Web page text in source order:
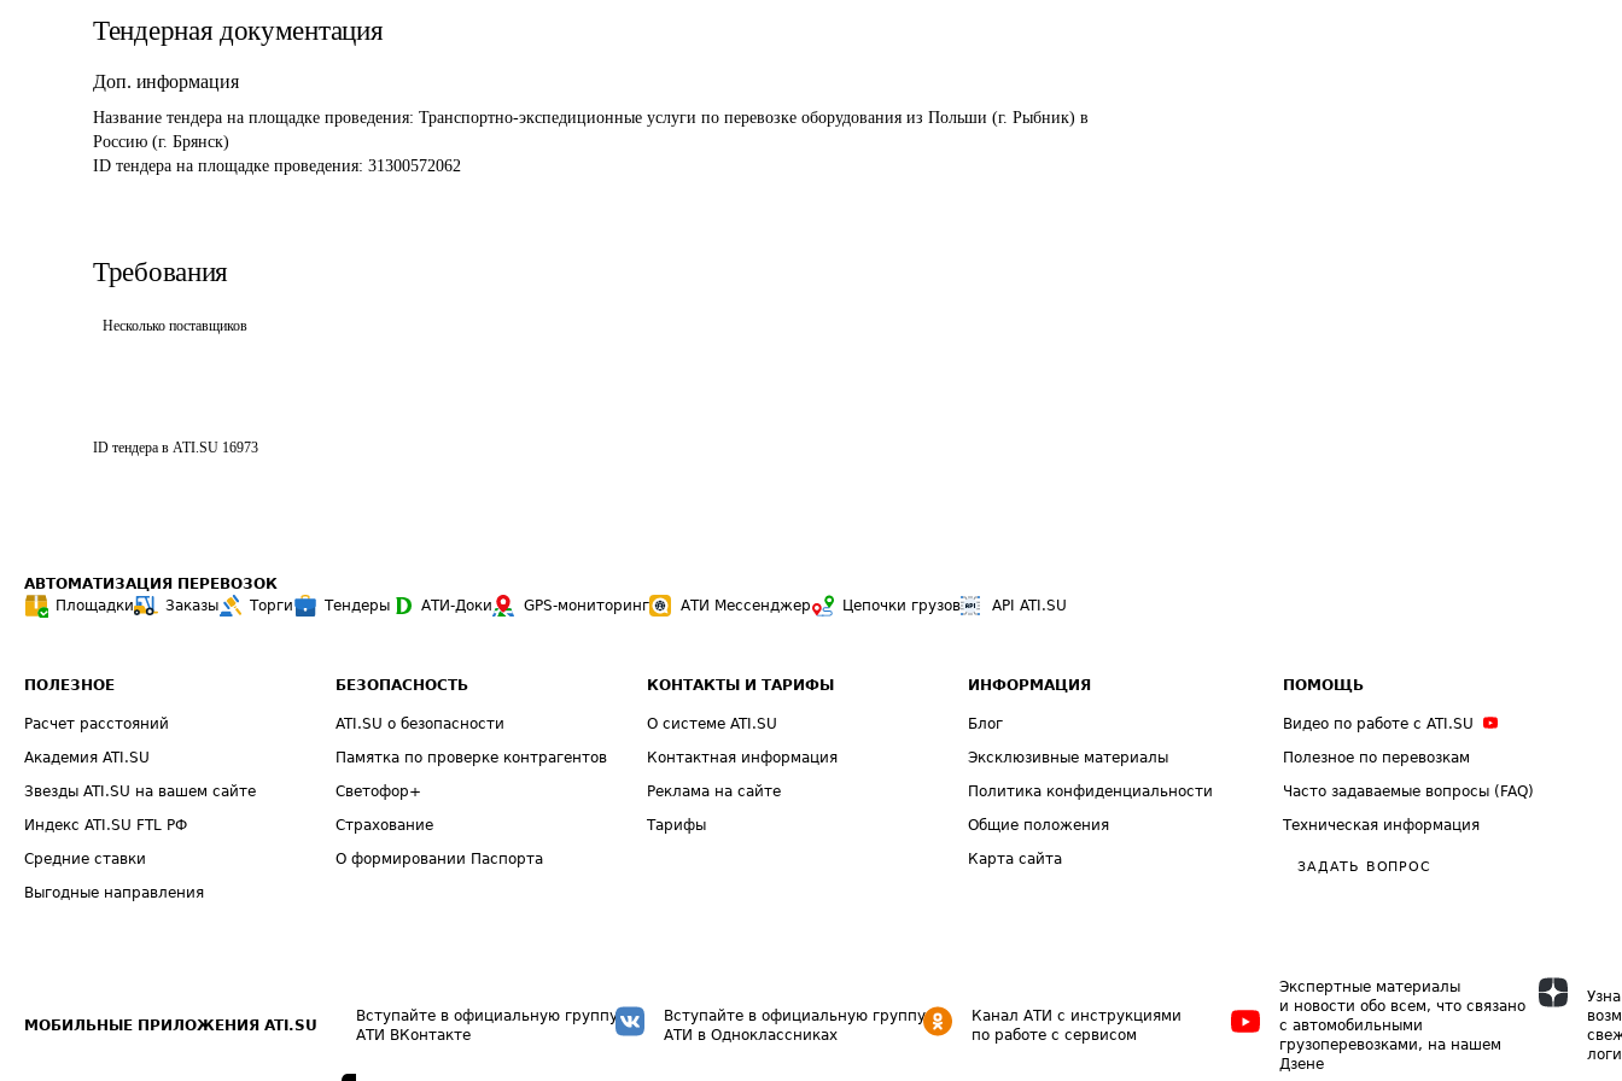
Тендерная документация
Доп. информация
Название тендера на площадке проведения: Транспортно-экспедиционные услуги по перевозке оборудования из Польши (г. Рыбник) в
Россию (г. Брянск)
ID тендера на площадке проведения: 31300572062
Требования
Несколько поставщиков
ID тендера в ATI.SU 16973
АВТОМАТИЗАЦИЯ ПЕРЕВОЗОК
Площадки
Заказы Торги Тендеры АТИ-Доки GPS-мониторинг АТИ Мессенджер Цепочки грузов API ATI.SU
ПОЛЕЗНОЕ
Расчет расстояний
Академия ATI.SU
Звезды ATI.SU на вашем сайте
Индекс ATI.SU FTL РФ
Средние ставки
Выгодные направления
БЕЗОПАСНОСТЬ
ATI.SU о безопасности
Памятка по проверке контрагентов
Светофор+
Страхование
О формировании Паспорта
КОНТАКТЫ И ТАРИФЫ
О системе ATI.SU
Контактная информация
Реклама на сайте
Тарифы
ИНФОРМАЦИЯ
Блог
Эксклюзивные материалы
Политика конфиденциальности
Общие положения
Карта сайта
ПОМОЩЬ
Видео по работе с ATI.SU
Полезное по перевозкам
Часто задаваемые вопросы (FAQ)
Техническая информация
ЗАДАТЬ ВОПРОС
МОБИЛЬНЫЕ ПРИЛОЖЕНИЯ ATI.SU
Вступайте в официальную группу
АТИ ВКонтакте
Вступайте в официальную группу
АТИ в Одноклассниках
Канал АТИ с инструкциями
по работе с сервисом
Экспертные материалы
и новости обо всем, что связано
с автомобильными
грузоперевозками, на нашем
Дзене